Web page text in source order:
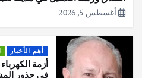
أغسطس 5, 2026
أهم الأخبار
أزمة
في جذور